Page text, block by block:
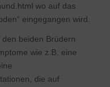
wo auf das
eingegangen wird.
beiden Brüdern
wie z.B. eine
die auf